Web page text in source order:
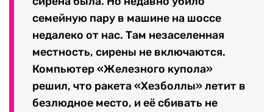
семейную пару в машине на шоссе
недалеко от нас. Там незаселенная
местность, сирены не включаются.
Компьютер «Железного купола»
решил, что ракета «Хезболлы» летит в
безлюдное место, и её сбивать не